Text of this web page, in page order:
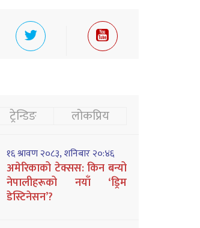
ट्रेन्डिङ लोकप्रिय
१६ श्रावण २०८३, शनिबार २०:४६
अमेरिकाको टेक्सस: किन बन्यो
नेपालीहरूको नयाँ ‘ड्रिम
डेस्टिनेसन’?